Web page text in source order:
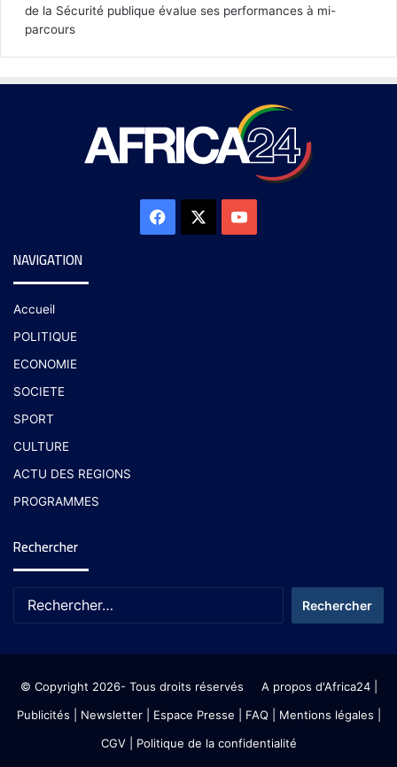
de la Sécurité publique évalue ses performances à mi-
parcours
NAVIGATION
Accueil
POLITIQUE
ECONOMIE
SOCIETE
SPORT
CULTURE
ACTU DES REGIONS
PROGRAMMES
Rechercher
© Copyright 2026- Tous droits réservés A propos d'Africa24|
Publicités
Newsletter| Espace Presse | FAQ | Mentions légales
CGV| Politique de la confidentialité